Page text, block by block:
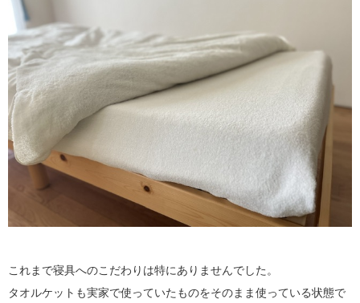
これまで寝具へのこだわりは特にありませんでした。
タオルケットも実家で使っていたものをそのまま使っている状態で